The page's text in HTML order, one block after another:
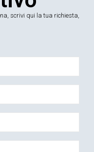
scrivi qui la tua richiesta,